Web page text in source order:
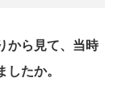
ら見て、当時
たか。